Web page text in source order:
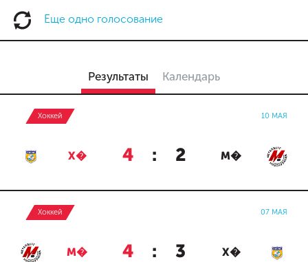
Еще одно голосование
Результаты Календарь
Хоккей 10 МАЯ
Х� 4 : 2 М�
Хоккей 07 МАЯ
М� 4 : 3 Х�